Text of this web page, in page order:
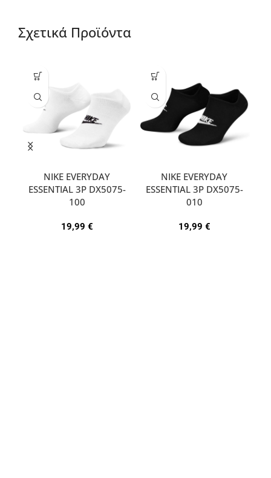
Σχετικά Προϊόντα
NIKE EVERYDAY
ESSENTIAL 3P DX5075-
100
19,99 €
NIKE EVERYDAY
ESSENTIAL 3P DX5075-
010
19,99 €